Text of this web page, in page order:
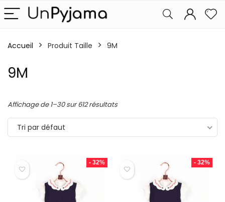
Accueil Produit Taille 9M
9M
Affichage de 1–30 sur 612 résultats
Tri par défaut
- 32% - 32%